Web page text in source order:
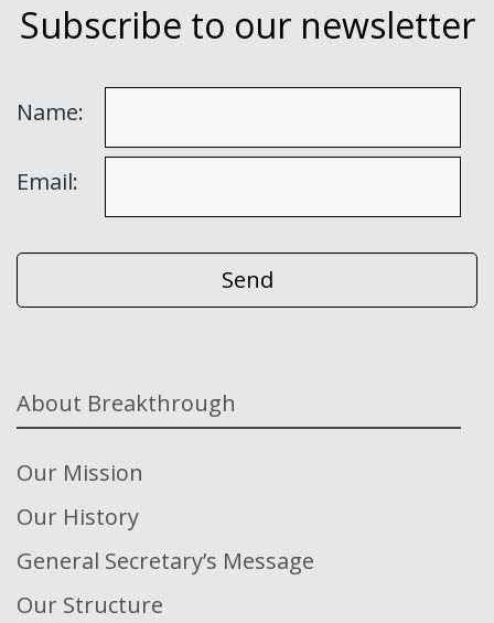
Subscribe to our newsletter
Name:
Email:
About Breakthrough
Our Mission
Our History
General Secretary’s Message
Our Structure